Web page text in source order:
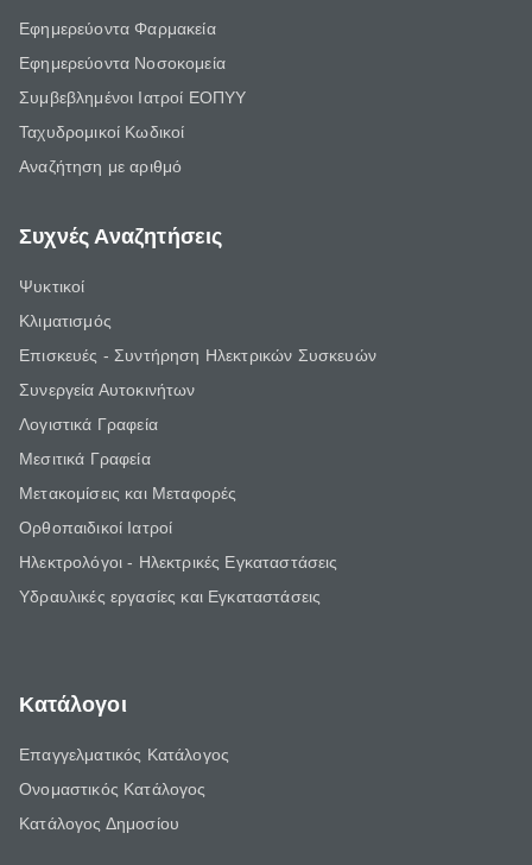
Εφημερεύοντα Φαρμακεία
Εφημερεύοντα Νοσοκομεία
Συμβεβλημένοι Ιατροί ΕΟΠΥΥ
Ταχυδρομικοί Κωδικοί
Αναζήτηση με αριθμό
Συχνές Αναζητήσεις
Ψυκτικοί
Κλιματισμός
Επισκευές - Συντήρηση Ηλεκτρικών Συσκευών
Συνεργεία Αυτοκινήτων
Λογιστικά Γραφεία
Μεσιτικά Γραφεία
Μετακομίσεις και Μεταφορές
Ορθοπαιδικοί Ιατροί
Ηλεκτρολόγοι - Ηλεκτρικές Εγκαταστάσεις
Υδραυλικές εργασίες και Εγκαταστάσεις
Κατάλογοι
Επαγγελματικός Κατάλογος
Ονομαστικός Κατάλογος
Κατάλογος Δημοσίου